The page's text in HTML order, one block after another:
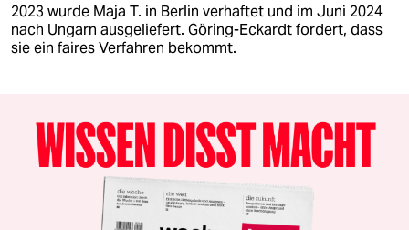
2023 wurde Maja T. in Berlin verhaftet und im Juni 2024
nach Ungarn ausgeliefert. Göring-Eckardt fordert, dass
sie ein faires Verfahren bekommt.